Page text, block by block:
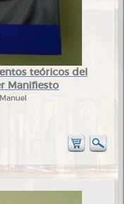
teóricos del
Manifiesto